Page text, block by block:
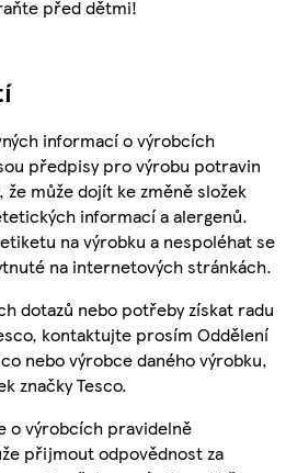
před dětmi!
informací o výrobcích
předpisy pro výrobu potravin
že může dojít ke změně složek
informací a alergenů.
na výrobku a nespoléhat se
na internetových stránkách.
dotazů nebo potřeby získat radu
kontaktujte prosím Oddělení
nebo výrobce daného výrobku,
značky Tesco.
o výrobcích pravidelně
přijmout odpovědnost za